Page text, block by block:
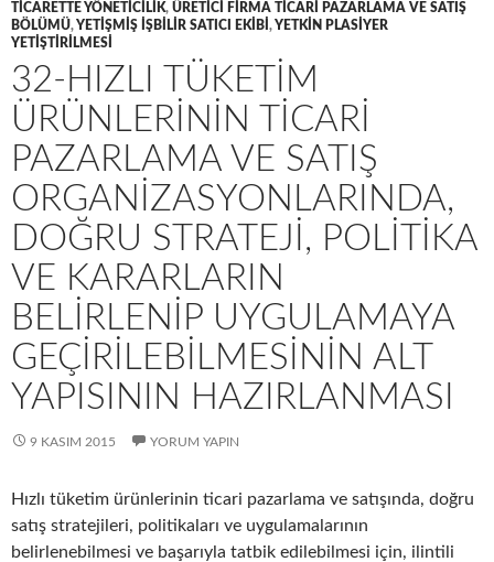
TICARETTE YÖNETICILIK, ÜRETICI FIRMA TICARI PAZARLAMA VE SATIŞ
BÖLÜMÜ,YETIŞMIŞ IŞBILIR SATICI EKIBI ,YETKIN PLASIYER
YETIŞTIRILMESI
32-HIZLI TÜKETIM
ÜRÜNLERININ TICARI
PAZARLAMA VE SATIŞ
ORGANIZASYONLARINDA,
DOĞRU STRATEJI, POLITIKA
VE KARARLARIN
BELIRLENIP UYGULAMAYA
GEÇIRILEBILMESININ ALT
YAPISININ HAZIRLANMASI
9 KASIM 2015 YORUM YAPIN
Hızlı tüketim ürünlerinin ticari pazarlama ve satışında, doğru
satış stratejileri, politikaları ve uygulamalarının
belirlenebilmesi ve başarıyla tatbik edilebilmesi için, ilintili